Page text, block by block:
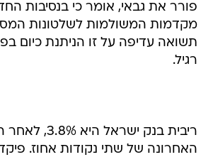
פורר את גבאי, אומר כי בנסיבות
מקדמות המשולמות לשלטונות המס
תשואה עדיפה על זו הניתנת כיום
רגיל.
ריבית בנק ישראל
האחרונה של שתי נקודות אחוז.